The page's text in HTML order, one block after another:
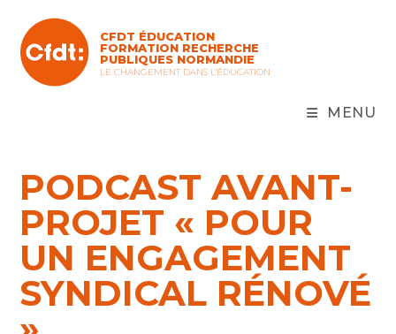
CFDT ÉDUCATION
FORMATION RECHERCHE
PUBLIQUES NORMANDIE
LE CHANGEMENT DANS L'ÉDUCATION
MENU
PODCAST AVANT-
PROJET « POUR
UN ENGAGEMENT
SYNDICAL RÉNOVÉ